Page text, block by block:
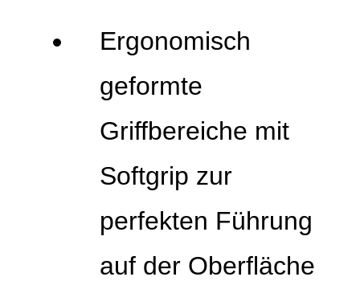
Ergonomisch
geformte
Griffbereiche mit
Softgrip zur
perfekten Führung
auf der Oberfläche